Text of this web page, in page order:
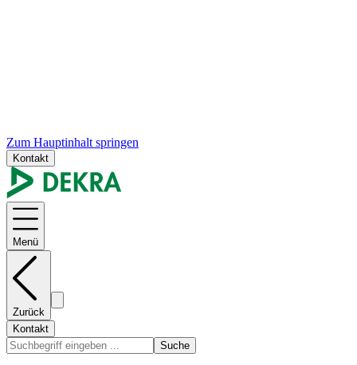
Zum Hauptinhalt springen
Kontakt
Menü
Zurück
Kontakt
Suche